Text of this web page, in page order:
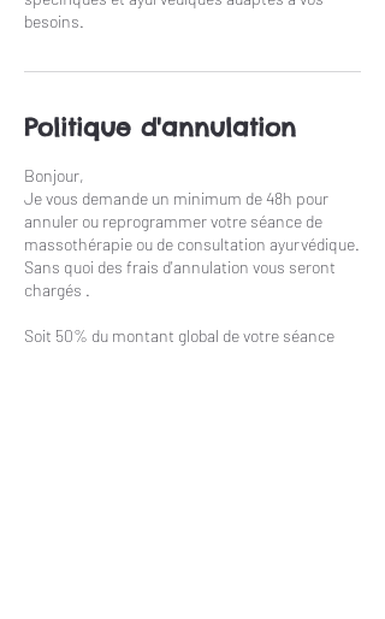
Politique d'annulation
Bonjour,
Je vous demande un minimum de 48h pour
annuler ou reprogrammer votre séance de
massothérapie ou de consultation ayurvédique.
Sans quoi des frais d'annulation vous seront
chargés .
Soit 50% du montant global de votre séance